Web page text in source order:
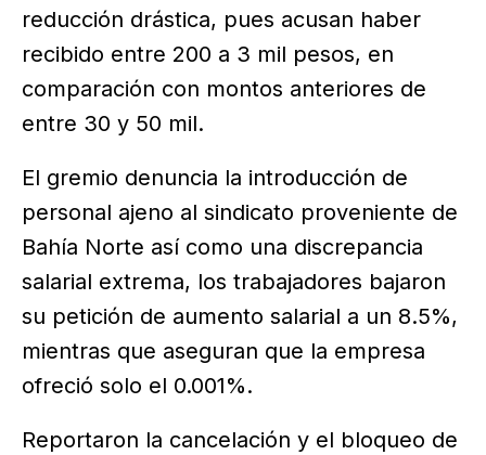
reducción drástica, pues acusan haber
recibido entre 200 a 3 mil pesos, en
comparación con montos anteriores de
entre 30 y 50 mil.
El gremio denuncia la introducción de
personal ajeno al sindicato proveniente de
Bahía Norte así como una discrepancia
salarial extrema, los trabajadores bajaron
su petición de aumento salarial a un 8.5%,
mientras que aseguran que la empresa
ofreció solo el 0.001%.
Reportaron la cancelación y el bloqueo de